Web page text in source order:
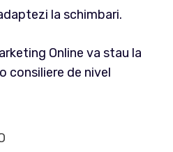
la schimbari.
Online va stau la
consiliere de nivel